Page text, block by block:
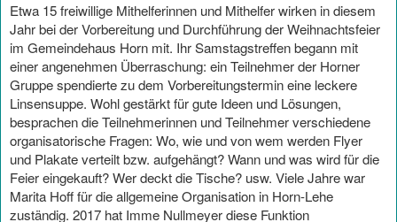
Etwa 15 freiwillige Mithelferinnen und Mithelfer wirken in diesem
Jahr bei der Vorbereitung und Durchführung der Weihnachtsfeier
im Gemeindehaus Horn mit. Ihr Samstagstreffen begann mit
einer angenehmen Überraschung: ein Teilnehmer der Horner
Gruppe spendierte zu dem Vorbereitungstermin eine leckere
Linsensuppe. Wohl gestärkt für gute Ideen und Lösungen,
besprachen die Teilnehmerinnen und Teilnehmer verschiedene
organisatorische Fragen: Wo, wie und von wem werden Flyer
und Plakate verteilt bzw. aufgehängt? Wann und was wird für die
Feier eingekauft? Wer deckt die Tische? usw. Viele Jahre war
Marita Hoff für die allgemeine Organisation in Horn-Lehe
zuständig. 2017 hat Imme Nullmeyer diese Funktion